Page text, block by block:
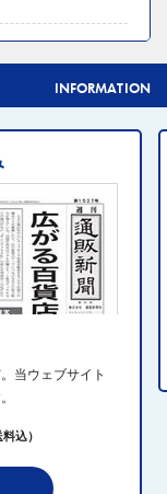
ェッショナルらの
反で9カ月の業務
葉愛”テーマにフ
INFORMATION
当ウェブサイト
込）